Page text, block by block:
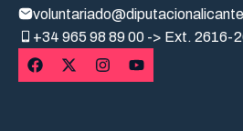
+34 965 98 89 00 -> Ext. 2616-